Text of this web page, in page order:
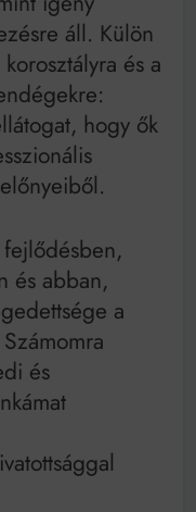
áll. Külön
és a
hogy ők
és abban,
a
és